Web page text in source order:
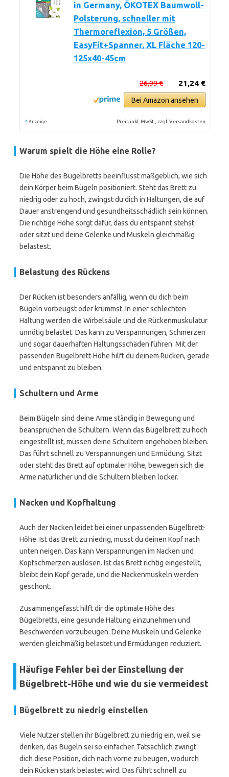
in Germany, ÖKOTEX Baumwoll-
Polsterung, schneller mit
Thermoreflexion, 5 Größen,
EasyFit+Spanner, XL Fläche 120-
125x40-45cm
21,24 €
26,99 €
Bei Amazon ansehen
* Anzeige Preis inkl. MwSt., zzgl. Versandkosten
Warum spielt die Höhe eine Rolle?
Die Höhe des Bügelbretts beeinflusst maßgeblich, wie sich
dein Körper beim Bügeln positioniert. Steht das Brett zu
niedrig oder zu hoch, zwingst du dich in Haltungen, die auf
Dauer anstrengend und gesundheitsschädlich sein können.
Die richtige Höhe sorgt dafür, dass du entspannt stehst
oder sitzt und deine Gelenke und Muskeln gleichmäßig
belastest.
Belastung des Rückens
Der Rücken ist besonders anfällig, wenn du dich beim
Bügeln vorbeugst oder krümmst. In einer schlechten
Haltung werden die Wirbelsäule und die Rückenmuskulatur
unnötig belastet. Das kann zu Verspannungen, Schmerzen
und sogar dauerhaften Haltungsschäden führen. Mit der
passenden Bügelbrett-Höhe hilft du deinem Rücken, gerade
und entspannt zu bleiben.
Schultern und Arme
Beim Bügeln sind deine Arme ständig in Bewegung und
beanspruchen die Schultern. Wenn das Bügelbrett zu hoch
eingestellt ist, müssen deine Schultern angehoben bleiben.
Das führt schnell zu Verspannungen und Ermüdung. Sitzt
oder steht das Brett auf optimaler Höhe, bewegen sich die
Arme natürlicher und die Schultern bleiben locker.
Nacken und Kopfhaltung
Auch der Nacken leidet bei einer unpassenden Bügelbrett-
Höhe. Ist das Brett zu niedrig, musst du deinen Kopf nach
unten neigen. Das kann Verspannungen im Nacken und
Kopfschmerzen auslösen. Ist das Brett richtig eingestellt,
bleibt dein Kopf gerade, und die Nackenmuskeln werden
geschont.
Zusammengefasst hilft dir die optimale Höhe des
Bügelbretts, eine gesunde Haltung einzunehmen und
Beschwerden vorzubeugen. Deine Muskeln und Gelenke
werden gleichmäßig belastet und Ermüdungen reduziert.
Häufige Fehler bei der Einstellung der
Bügelbrett-Höhe und wie du sie vermeidest
Bügelbrett zu niedrig einstellen
Viele Nutzer stellen ihr Bügelbrett zu niedrig ein, weil sie
denken, das Bügeln sei so einfacher. Tatsächlich zwingt
dich diese Position, dich nach vorne zu beugen, wodurch
dein Rücken stark belastet wird. Das führt schnell zu